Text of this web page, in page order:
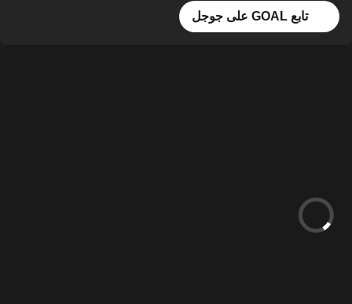
تابع GOAL على جوجل